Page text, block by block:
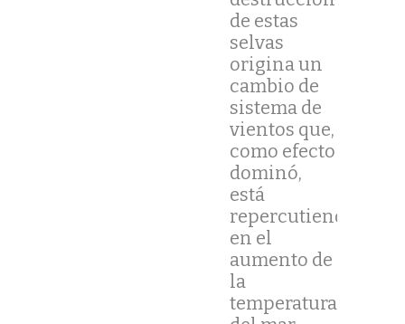
de estas
selvas
origina un
cambio de
sistema de
vientos que,
como efecto
dominó,
está
repercutiendo
en el
aumento de
la
temperatura